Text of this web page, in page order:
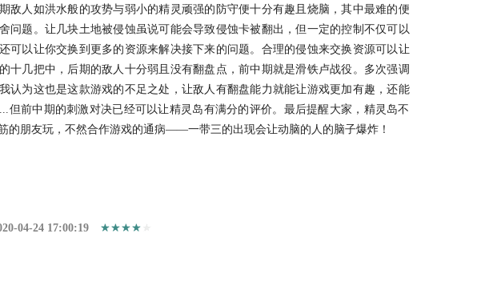
敌人如洪水般的攻势与弱小的精灵顽强的防守便十分有趣且烧脑，其中最难的便
问题。让几块土地被侵蚀虽说可能会导致侵蚀卡被翻出，但一定的控制不仅可以
可以让你交换到更多的资源来解决接下来的问题。合理的侵蚀来交换资源可以让
十几把中，后期的敌人十分弱且没有翻盘点，前中期就是滑铁卢战役。多次强调
认为这也是这款游戏的不足之处，让敌人有翻盘能力就能让游戏更加有趣，还能
但前中期的刺激对决已经可以让精灵岛有满分的评价。最后提醒大家，精灵岛不
的朋友玩，不然合作游戏的通病——一带三的出现会让动脑的人的脑子爆炸！
04-24 17:00:19